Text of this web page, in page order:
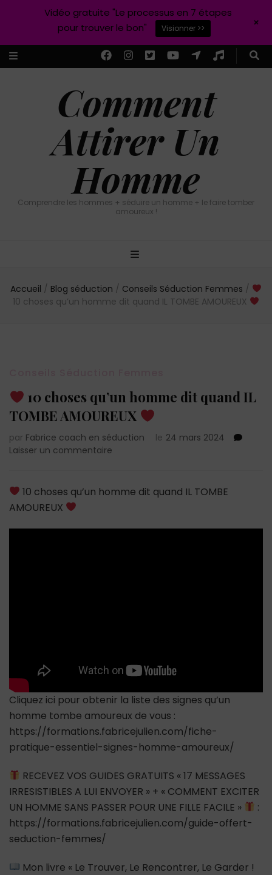
Comment
Attirer Un
Homme
Comprendre les hommes + séduire un homme + le faire tomber
amoureux !
Accueil / Blog séduction / Conseils Séduction Femmes /
10 choses qu’un homme dit quand IL TOMBE AMOUREUX
10 choses qu’un homme dit quand IL
TOMBE AMOUREUX
par Fabrice coach en séduction le 24 mars 2024
Laisser un commentaire
choses
dit
10 choses qu’un homme dit quand IL TOMBE
AMOUREUX
Cliquez ici pour obtenir la liste des signes qu’un
homme tombe amoureux de vous :
https://formations.fabricejulien.com/fiche-
pratique-essentiel-signes-homme-amoureux/
RECEVEZ VOS GUIDES GRATUITS « 17 MESSAGES
IRRESISTIBLES A LUI ENVOYER » + « COMMENT EXCITER
UN HOMME SANS PASSER POUR UNE FILLE FACILE »
:
https://formations.fabricejulien.com/guide-offert-
seduction-femmes/
Mon livre « Le Trouver, Le Rencontrer, Le Garder !
Vidéo gratuite "Le processus en 7 étapes
pour trouver le bon"
Visionner >> +